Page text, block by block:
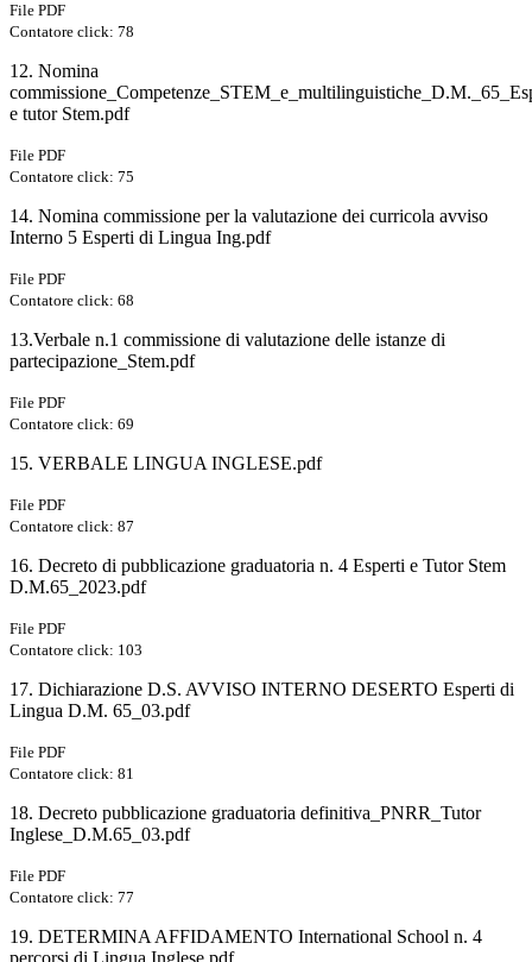
File PDF
Contatore click: 78
12. Nomina
e tutor Stem.pdf
File PDF
Contatore click: 75
14. Nomina commissione per la valutazione dei curricola avviso
Interno 5 Esperti di Lingua Ing.pdf
File PDF
Contatore click: 68
13.Verbale n.1 commissione di valutazione delle istanze di
partecipazione_Stem.pdf
File PDF
Contatore click: 69
15. VERBALE LINGUA INGLESE.pdf
File PDF
Contatore click: 87
16. Decreto di pubblicazione graduatoria n. 4 Esperti e Tutor Stem
D.M.65_2023.pdf
File PDF
Contatore click: 103
17. Dichiarazione D.S. AVVISO INTERNO DESERTO Esperti di
Lingua D.M. 65_03.pdf
File PDF
Contatore click: 81
18. Decreto pubblicazione graduatoria definitiva_PNRR_Tutor
Inglese_D.M.65_03.pdf
File PDF
Contatore click: 77
19. DETERMINA AFFIDAMENTO International School n. 4
percorsi di Lingua Inglese.pdf